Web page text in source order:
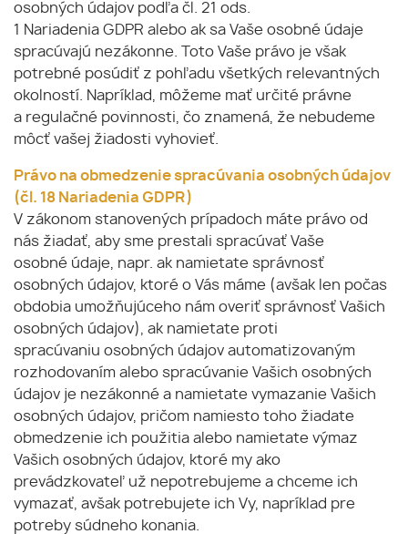
osobných údajov podľa čl. 21 ods.
1 Nariadenia GDPR alebo ak sa Vaše osobné údaje
spracúvajú nezákonne. Toto Vaše právo je však
potrebné posúdiť z pohľadu všetkých relevantných
okolností. Napríklad, môžeme mať určité právne
a regulačné povinnosti, čo znamená, že nebudeme
môcť vašej žiadosti vyhovieť.
Právo na obmedzenie spracúvania osobných údajov
(čl. 18 Nariadenia GDPR)
V zákonom stanovených prípadoch máte právo od
nás žiadať, aby sme prestali spracúvať Vaše
osobné údaje, napr. ak namietate správnosť
osobných údajov, ktoré o Vás máme (avšak len počas
obdobia umožňujúceho nám overiť správnosť Vašich
osobných údajov), ak namietate proti
spracúvaniu osobných údajov automatizovaným
rozhodovaním alebo spracúvanie Vašich osobných
údajov je nezákonné a namietate vymazanie Vašich
osobných údajov, pričom namiesto toho žiadate
obmedzenie ich použitia alebo namietate výmaz
Vašich osobných údajov, ktoré my ako
prevádzkovateľ už nepotrebujeme a chceme ich
vymazať, avšak potrebujete ich Vy, napríklad pre
potreby súdneho konania.